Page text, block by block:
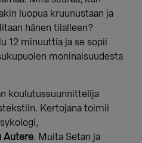
luopua kruunustaan ja
hänen tilalleen?
12 minuuttia ja se sopii
moninaisuudesta
koulutussuunnittelija
Kertojana toimii
Autere. Muita Setan ja